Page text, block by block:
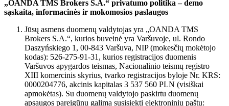
„OANDA TMS Brokers S.A.“ privatumo politika – demo
sąskaita, informacinės ir mokomosios paslaugos
Jūsų asmens duomenų valdytojas yra „OANDA TMS
Brokers S.A.“, kurios buveinė yra Varšuvoje, ul. Rondo
Daszyńskiego 1, 00-843 Varšuva, NIP (mokesčių mokėtojo
kodas): 526-275-91-31, kurios registracijos duomenis
Varšuvos apygardos teismas, Nacionalinio teismų registro
XIII komercinis skyrius, tvarko registracijos byloje Nr. KRS:
0000204776, akcinis kapitalas 3 537 560 PLN (visiškai
apmokėtas). Su duomenų valdytojo paskirtu duomenų
apsaugos pareigūnu galima susisiekti elektroniniu paštu: